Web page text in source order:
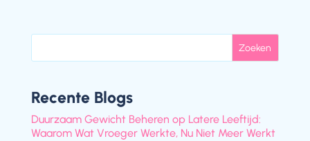
Zoeken
Recente Blogs
Duurzaam Gewicht Beheren op Latere Leeftijd:
Waarom Wat Vroeger Werkte, Nu Niet Meer Werkt